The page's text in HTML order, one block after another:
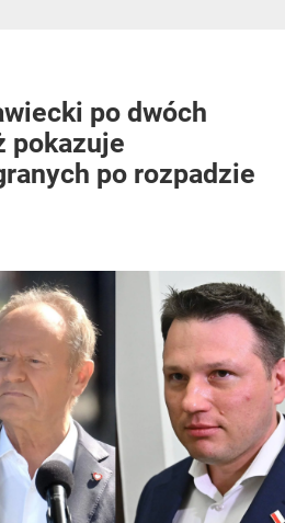
po dwóch
pokazuje
po rozpadzie